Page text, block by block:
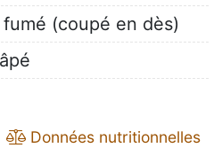
fumé (coupé en dès)
Données nutritionnelles